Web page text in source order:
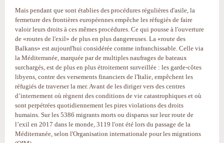
Mais pendant que sont établies des procédures régulières d'asile, la
fermeture des frontières européennes empêche les réfugiés de faire
valoir leurs droits à ces mêmes procédures. Ce qui pousse à l'ouverture
de «routes de l'exil» de plus en plus dangereuses. La «route des
Balkans» est aujourd'hui considérée comme infranchissable. Celle via
la Méditerranée, marquée par de multiples naufrages de bateaux
surchargés, est de plus en plus étroitement surveillée : les garde-côtes
libyens, contre des versements financiers de l'Italie, empêchent les
réfugiés de traverser la mer. Avant de les diriger vers des centres
d’internement où règnent des conditions de vie catastrophiques et où
sont perpétrées quotidiennement les pires violations des droits
humains. Sur les 5386 migrants morts ou disparus sur leur route de
l’exil en 2017 dans le monde, 3119 l'ont été lors du passage de la
Méditerranée, selon l'Organisation internationale pour les migrations